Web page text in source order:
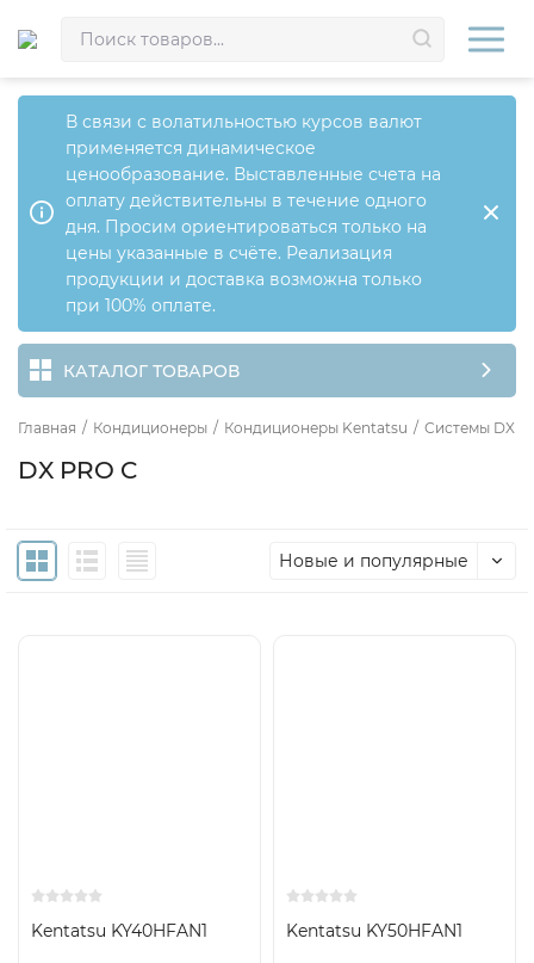
В связи с волатильностью курсов валют
применяется динамическое
ценообразование. Выставленные счета на
оплату действительны в течение одного
дня. Просим ориентироваться только на
цены указанные в счёте. Реализация
продукции и доставка возможна только
при 100% оплате.
КАТАЛОГ ТОВАРОВ
Главная / Кондиционеры / Кондиционеры Kentatsu / Системы DX
DX PRO C
Новые и популярные
Kentatsu KY40HFAN1 Kentatsu KY50HFAN1